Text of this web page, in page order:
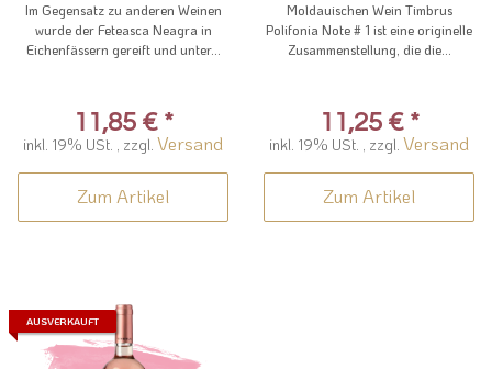
Im Gegensatz zu anderen Weinen
wurde der Feteasca Neagra in
Eichenfässern gereift und unter...
11,85 € *
inkl. 19% USt. , zzgl. Versand
Zum Artikel
Moldauischen Wein Timbrus
Polifonia Note # 1 ist eine originelle
Zusammenstellung, die die...
11,25 € *
inkl. 19% USt. , zzgl. Versand
Zum Artikel
AUSVERKAUFT